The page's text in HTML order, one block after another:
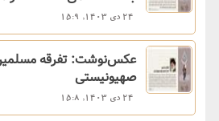
24 دی 1403, 15:9
عکس‌نوشت: تفرقه
صهیونیستی
24 دی 1403, 15:8